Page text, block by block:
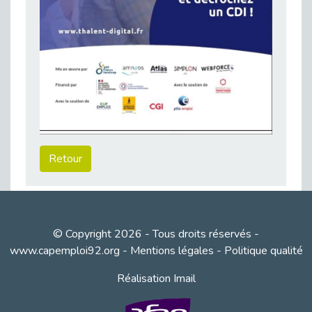
Publié le 22/04/2026
L’équipe de Cap Emploi 92 s’agrandit : Bienvenue à Charmila, Khoudia et Fadila !
Publié le 20/04/2026
Publié le 20/04/2026
Cap Emploi 92 s'engage pour la santé mentale : La formation PSSM au cœur de l'accompagnement
Publié le 13/04/2026
Retour
© Copyright 2026 - Tous droits réservés -
www.capemploi92.org - Mentions légales - Politique qualité
Réalisation Imail